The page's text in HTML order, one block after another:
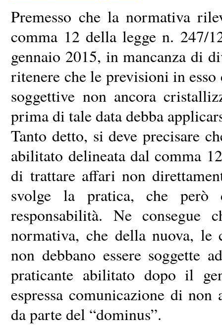
Premesso che la normativa
comma 12 della legge n. 247/
gennaio 2015, in mancanza di
ritenere che le previsioni in
soggettive non ancora
prima di tale data debba
Tanto detto, si deve precisare
abilitato delineata dal comma
di trattare affari non
svolge la pratica, che però
responsabilità. Ne consegue
normativa, che della nuova, le
non debbano essere soggette
praticante abilitato dopo il
espressa comunicazione di
da parte del “dominus”.